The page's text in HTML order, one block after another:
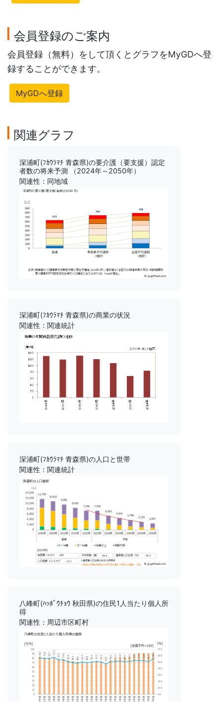
会員登録のご案内
会員登録（無料）をして頂くとグラフをMyGDへ登
録することができます。
MyGDへ登録
関連グラフ
深浦町(ﾌｶｳﾗﾏﾁ 青森県)の要介護（要支援）認定
者数の将来予測 （2024年～2050年）
関連性：同地域
深浦町(ﾌｶｳﾗﾏﾁ 青森県)の商業の状況
関連性：関連統計
深浦町(ﾌｶｳﾗﾏﾁ 青森県)の人口と世帯
関連性：関連統計
八峰町(ﾊｯﾎﾟｳﾁｮｳ 秋田県)の住民1人当たり個人所
得
関連性：周辺市区町村